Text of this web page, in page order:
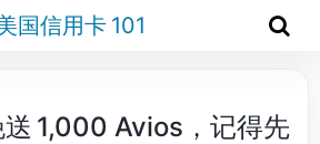
国信用卡 101
1,000 Avios，记得先